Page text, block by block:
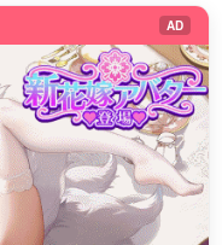
AD